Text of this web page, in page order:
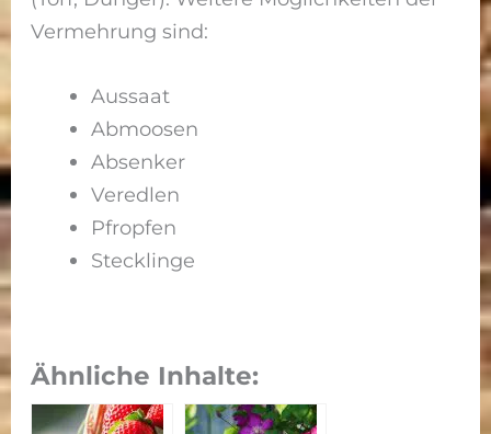
Vermehrung sind:
Aussaat
Abmoosen
Absenker
Veredlen
Pfropfen
Stecklinge
Ähnliche Inhalte: